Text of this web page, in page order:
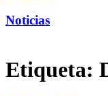
Noticias
Etiqueta: